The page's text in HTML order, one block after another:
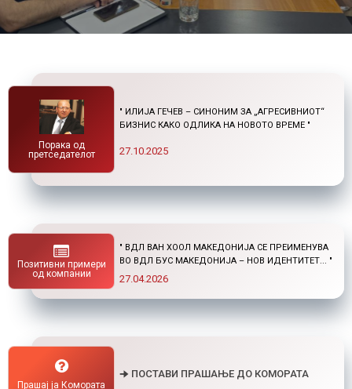
Порака од
претседателот
" ИЛИЈА ГЕЧЕВ – СИНОНИМ ЗА „АГРЕСИВНИОТ“
БИЗНИС КАКО ОДЛИКА НА НОВОТО ВРЕМЕ "
27.10.2025
Позитивни примери
од компании
ПОСТДИПЛОМСКИ СТУДИИ ДОМА И ВО
СТРАНСТВО "
01.04.2026
Прашај ја Комората
🠊 ПОСТАВИ ПРАШАЊЕ ДО КОМОРАТА